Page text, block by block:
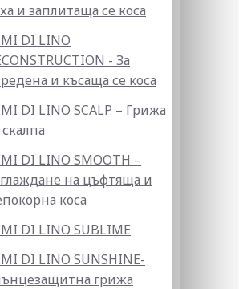
и заплитаща се коса
DI LINO
- За
и късаща се коса
DI LINO SCALP – Грижа
скалпа
DI LINO SMOOTH –
на цъфтяща и
коса
DI LINO SUBLIME
DI LINO SUNSHINE-
грижа